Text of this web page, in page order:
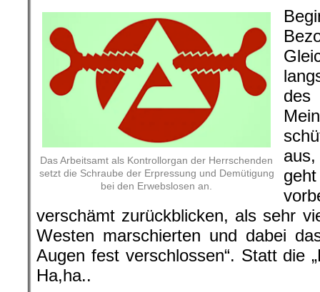
Das Arbeitsamt als Kontrollorgan der Herrschenden
setzt die Schraube der Erpressung und Demütigung
bei den Erwebslosen an.
verschämt zurückblicken, als sehr
Westen marschierten und dabei
Augen fest verschlossen“. Statt die
Ha,ha..